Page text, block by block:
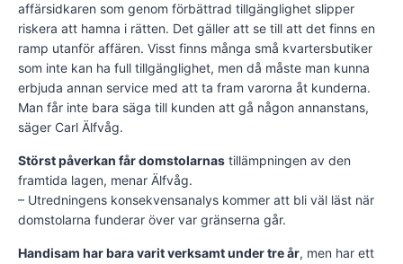
affärsidkaren som genom förbättrad tillgänglighet slipper
riskera att hamna i rätten. Det gäller att se till att det finns en
ramp utanför affären. Visst finns många små kvartersbutiker
som inte kan ha full tillgänglighet, men då måste man kunna
erbjuda annan service med att ta fram varorna åt kunderna.
Man får inte bara säga till kunden att gå någon annanstans,
säger Carl Älfvåg.
Störst påverkan får domstolarnas tillämpningen av den
framtida lagen, menar Älfvåg.
– Utredningens konsekvensanalys kommer att bli väl läst när
domstolarna funderar över var gränserna går.
Handisam har bara varit verksamt under tre år, men har ett